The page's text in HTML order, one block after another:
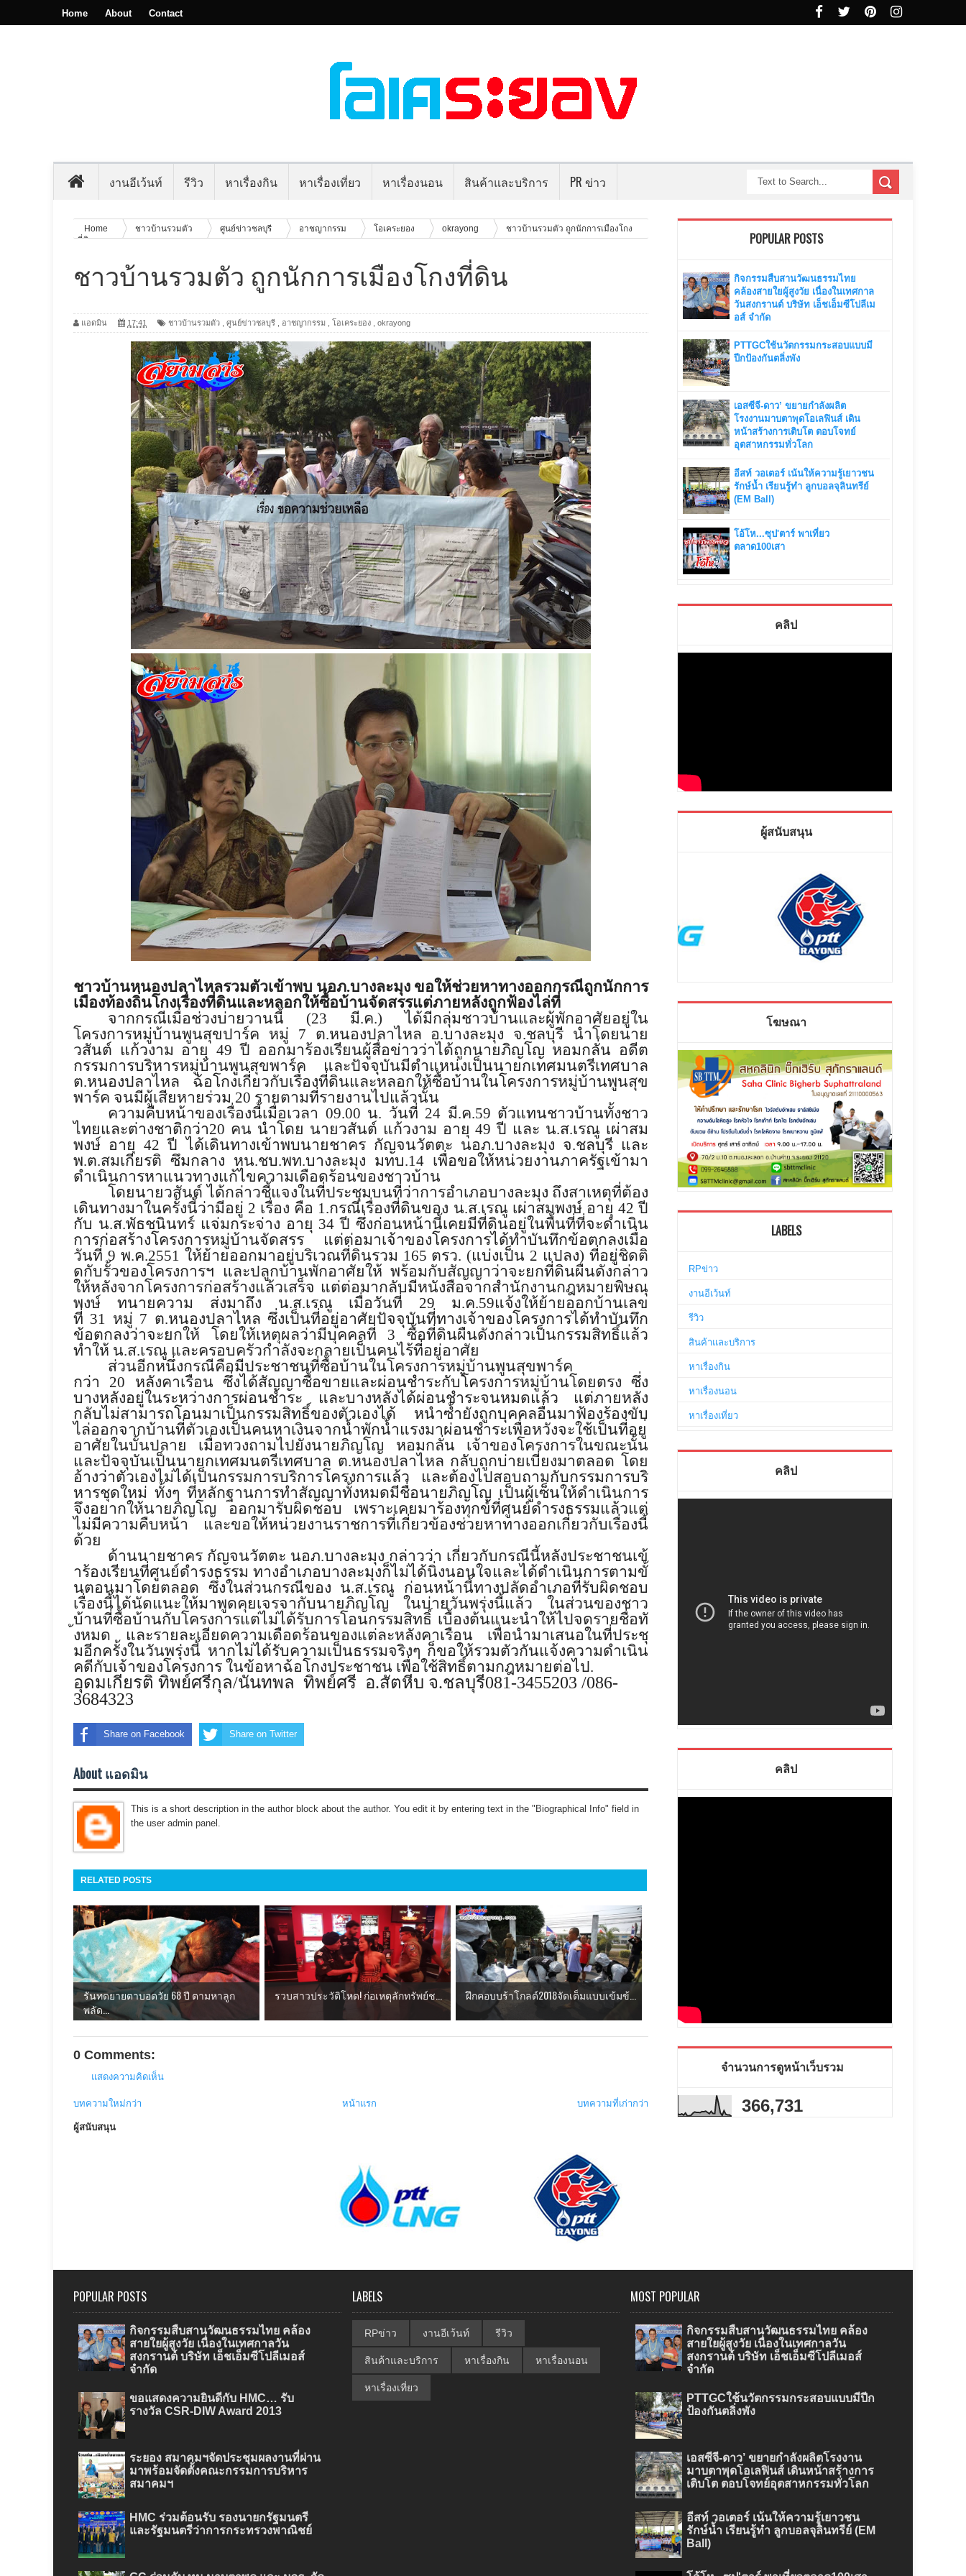
Home About Contact
งานอีเว้นท์ รีวิว หาเรื่องกิน หาเรื่องเที่ยว หาเรื่องนอน สินค้าและบริการ PR ข่าว
Home ชาวบ้านรวมตัว ศูนย์ข่าวชลบุรี อาชญากรรม โอเคระยอง okrayong
ชาวบ้านรวมตัว ถูกนักการเมืองโกง
ที่ดิน
ชาวบ้านรวมตัว ถูกนักการเมืองโกงที่ดิน
แอดมิน 17:41 ชาวบ้านรวมตัว ศูนย์ข่าวชลบุรี อาชญากรรม โอเคระยอง okrayong
ชาวบ้านหนองปลาไหลรวมตัวเข้าพบ นอภ.บางละมุง ขอให้ช่วยหาทางออกกรณีถูกนักการ
เมืองท้องถิ่นโกงเรื่องที่ดินและหลอกให้ซื้อบ้านจัดสรรแต่ภายหลังถูกฟ้องไล่ที่
จากกรณีเมื่อช่วงบ่ายวานนี้ (23 มี.ค.) ได้มีกลุ่มชาวบ้านและผู้พักอาศัยอยู่ใน
โครงการหมู่บ้านพูนสุขปาร์ค หมู่ 7 ต.หนองปลาไหล อ.บางละมุง จ.ชลบุรี นำโดยนาย
วสันต์ แก้วงาม อายุ 49 ปี ออกมาร้องเรียนผู้สื่อข่าวว่าได้ถูกนายภิญโญ หอมกลั่น อดีต
กรรมการบริหารหมู่บ้านพูนสุขพาร์ค และปัจจุบันมีตำแหน่งเป็นนายกเทศมนตรีเทศบาล
ต.หนองปลาไหล ฉ้อโกงเกี่ยวกับเรื่องที่ดินและหลอกให้ซื้อบ้านในโครงการหมู่บ้านพูนสุข
พาร์ค จนมีผู้เสียหายร่วม 20 รายตามที่รายงานไปแล้วนั้น
ความคืบหน้าของเรื่องนี้เมื่อเวลา 09.00 น. วันที่ 24 มี.ค.59 ตัวแทนชาวบ้านทั้งชาว
ไทยและต่างชาติกว่า20 คน นำโดย นายวสันต์ แก้วงาม อายุ 49 ปี และ น.ส.เรณู เผ่าสม
พงษ์ อายุ 42 ปี ได้เดินทางเข้าพบนายชาคร กัญจนวัตตะ นอภ.บางละมุง จ.ชลบุรี และ
พ.ต.สมเกียรติ ซึมกลาง หน.ชบ.พท.บางละมุง มทบ.14 เพื่อขอให้หน่วยงานภาครัฐเข้ามา
ดำเนินการหาแนวทางแก้ไขความเดือดร้อนของชาวบ้าน
โดยนายวสันต์ ได้กล่าวชี้แจงในที่ประชุมบนที่ว่าการอำเภอบางละมุง ถึงสาเหตุที่ต้อง
เดินทางมาในครั้งนี้ว่ามีอยู่ 2 เรื่อง คือ 1.กรณีเรื่องที่ดินของ น.ส.เรณู เผ่าสมพงษ์ อายุ 42 ปี
กับ น.ส.พัธชนินทร์ แจ่มกระจ่าง อายุ 34ปี ซึ่งก่อนหน้านี้เคยมีที่ดินอยู่ในพื้นที่ที่จะดำเนิน
การก่อสร้างโครงการหมู่บ้านจัดสรร แต่ต่อมาเจ้าของโครงการได้ทำบันทึกข้อตกลงเมื่อ
วันที่ 9 พ.ค.2551 ให้ย้ายออกมาอยู่บริเวณที่ดินรวม 165 ตรว. (แบ่งเป็น 2 แปลง) ที่อยู่ชิดติ
ดกับรั้วของโครงการฯ และปลูกบ้านพักอาศัยให้ พร้อมกับสัญญาว่าจะยกที่ดินผืนดังกล่าว
ให้หลังจากโครงการก่อสร้างแล้วเสร็จ แต่ต่อมากลับมีหนังสือจากสำนักงานกฎหมายพิษณุ
พงษ์ ทนายความ ส่งมาถึง น.ส.เรณู เมื่อวันที่ 29 ม.ค.59แจ้งให้ย้ายออกบ้านเลข
ที่ 31 หมู่ 7 ต.หนองปลาไหล ซึ่งเป็นที่อยู่อาศัยปัจจุบันที่ทางเจ้าของโครงการได้ทำบันทึก
ข้อตกลงว่าจะยกให้ โดยให้เหตุผลว่ามีบุคคลที่ 3ซื้อที่ดินผืนดังกล่าวเป็นกรรมสิทธิ์แล้ว
ทำให้ น.ส.เรณู และครอบครัวกำลังจะกลายเป็นคนไร้ที่อยู่อาศัย
ส่วนอีกหนึ่งกรณีคือมีประชาชนที่ซื้อบ้านในโครงการหมู่บ้านพูนสุขพาร์ค
กว่า 20 หลังคาเรือน ซึ่งได้สัญญาซื้อขายและผ่อนชำระกับโครงการหมู่บ้านโดยตรง ซึ่ง
บางหลังอยู่ในระหว่างการผ่อนชำระ และบางหลังได้ผ่อนชำระจนหมดแล้ว แต่ภายหลัง
กลับไม่สามารถโอนมาเป็นกรรมสิทธิ์ของตัวเองได้ หนำซ้ำยังถูกบุคคลอื่นมาฟ้องร้องขับ
ไล่ออกจากบ้านที่ตัวเองเป็นคนหาเงินจากน้ำพักน้ำแรงมาผ่อนชำระเพื่อหวังจะใช้เป็นที่อยู
อาศัยในบั้นปลาย เมื่อทวงถามไปยังนายภิญโญ หอมกลั่น เจ้าของโครงการในขณะนั้น
และปัจจุบันเป็นนายกเทศมนตรีเทศบาล ต.หนองปลาไหล กลับถูกบ่ายเบี่ยงมาตลอด โดย
อ้างว่าตัวเองไม่ได้เป็นกรรมการบริการโครงการแล้ว และต้องไปสอบถามกับกรรมการบริ
หารชุดใหม่ ทั้งๆ ที่หลักฐานการทำสัญญาทั้งหมดมีชื่อนายภิญโญ เป็นผู้เซ็นให้ดำเนินการ
จึงอยากให้นายภิญโญ ออกมารับผิดชอบ เพราะเคยมาร้องทุกข์ที่ศูนย์ดำรงธรรมแล้วแต่
ไม่มีความคืบหน้า และขอให้หน่วยงานราชการที่เกี่ยวข้องช่วยหาทางออกเกี่ยวกับเรื่องนี้
ด้วย
ด้านนายชาคร กัญจนวัตตะ นอภ.บางละมุง กล่าวว่า เกี่ยวกับกรณีนี้หลังประชาชนเข้
าร้องเรียนที่ศูนย์ดำรงธรรม ทางอำเภอบางละมุงก็ไม่ได้นิ่งนอนใจและได้ดำเนินการตามขั้
นตอนมาโดยตลอด ซึ่งในส่วนกรณีของ น.ส.เรณู ก่อนหน้านี้ทางปลัดอำเภอที่รับผิดชอบ
เรื่องนี้ได้นัดแนะให้มาพูดคุยเจรจากับนายภิญโญ ในบ่ายวันพรุ่งนี้แล้ว ในส่วนของชาว
บ้านที่ซื้อบ้านกับโครงการแต่ไม่ได้รับการโอนกรรมสิทธิ์ เบื้องต้นแนะนำให้ไปจดรายชื่อทั
้งหมด และรายละเอียดความเดือดร้อนของแต่ละหลังคาเรือน เพื่อนำมาเสนอในที่ประชุ
มอีกครั้งในวันพรุ่งนี้ หากไม่ได้รับความเป็นธรรมจริงๆ ก็ขอให้รวมตัวกันแจ้งความดำเนิน
คดีกับเจ้าของโครงการ ในข้อหาฉ้อโกงประชาชน เพื่อใช้สิทธิ์ตามกฎหมายต่อไป.
อุดมเกียรติ ทิพย์ศรีกุล/นันทพล ทิพย์ศรี อ.สัตหีบ จ.ชลบุรี081-3455203 /086-
3684323
Share on Facebook Share on Twitter
About แอดมิน
This is a short description in the author block about the author. You edit it by entering text in the "Biographical Info" field in
the user admin panel.
RELATED POSTS
รันทดยายตาบอดวัย 68 ปี ตามหาลูก
พลัด...
รวบสาวประวัติโหด! ก่อเหตุลักทรัพย์ช... ฝึกคอบบร้าโกลด์2018จัดเต็มแบบเข้มข้...
0 Comments:
แสดงความคิดเห็น
บทความใหม่กว่า บทความที่เก่ากว่า
หน้าแรก
ผู้สนับสนุน
POPULAR POSTS
กิจกรรมสืบสานวัฒนธรรมไทย
คล้องสายใยผู้สูงวัย เนื่องในเทศกาล
วันสงกรานต์ บริษัท เอ็ชเอ็มซีโปลีเม
อส์ จำกัด
PTTGCใช้นวัตกรรมกระสอบแบบมี
ปีกป้องกันตลิ่งพัง
เอสซีจี-ดาว’ ขยายกำลังผลิต
โรงงานมาบตาพุดโอเลฟินส์ เดิน
หน้าสร้างการเติบโต ตอบโจทย์
อุตสาหกรรมทั่วโลก
อีสท์ วอเตอร์ เน้นให้ความรู้เยาวชน
รักษ์น้ำ เรียนรู้ทำ ลูกบอลจุลินทรีย์
(EM Ball)
โอ้โห...ซุป'ตาร์ พาเที่ยว
ตลาด100เสา
คลิป
ผู้สนับสนุน
โฆษณา
LABELS
RPข่าว
งานอีเว้นท์
รีวิว
สินค้าและบริการ
หาเรื่องกิน
หาเรื่องนอน
หาเรื่องเที่ยว
คลิป
คลิป
จำนวนการดูหน้าเว็บรวม
366,731
POPULAR POSTS
กิจกรรมสืบสานวัฒนธรรมไทย คล้อง
สายใยผู้สูงวัย เนื่องในเทศกาลวัน
สงกรานต์ บริษัท เอ็ชเอ็มซีโปลีเมอส์
จำกัด
ขอแสดงความยินดีกับ HMC… รับ
รางวัล CSR-DIW Award 2013
ระยอง สมาคมฯจัดประชุมผลงานที่ผ่าน
มาพร้อมจัดตั้งคณะกรรมการบริหาร
สมาคมฯ
HMC ร่วมต้อนรับ รองนายกรัฐมนตรี
และรัฐมนตรีว่าการกระทรวงพาณิชย์
LABELS
RPข่าว งานอีเว้นท์ รีวิว
สินค้าและบริการ หาเรื่องกิน หาเรื่องนอน
หาเรื่องเที่ยว
MOST POPULAR
กิจกรรมสืบสานวัฒนธรรมไทย คล้อง
สายใยผู้สูงวัย เนื่องในเทศกาลวัน
สงกรานต์ บริษัท เอ็ชเอ็มซีโปลีเมอส์
จำกัด
PTTGCใช้นวัตกรรมกระสอบแบบมีปีก
ป้องกันตลิ่งพัง
เอสซีจี-ดาว’ ขยายกำลังผลิตโรงงาน
มาบตาพุดโอเลฟินส์ เดินหน้าสร้างการ
เติบโต ตอบโจทย์อุตสาหกรรมทั่วโลก
อีสท์ วอเตอร์ เน้นให้ความรู้เยาวชน
รักษ์น้ำ เรียนรู้ทำ ลูกบอลจุลินทรีย์ (EM
Ball)